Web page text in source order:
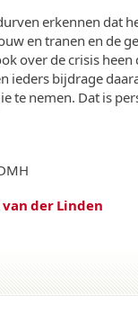
erkennen dat
en tranen en de
over de crisis
ieders bijdrage
te nemen. Dat is
der Linden